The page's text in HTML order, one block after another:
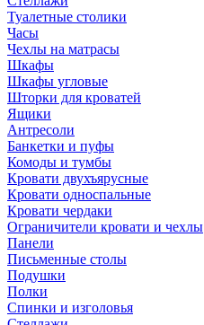
Туалетные столики
Часы
Чехлы на матрасы
Шкафы
Шкафы угловые
Шторки для кроватей
Ящики
Антресоли
Банкетки и пуфы
Комоды и тумбы
Кровати двухъярусные
Кровати односпальные
Кровати чердаки
Ограничители кровати и чехлы
Панели
Письменные столы
Подушки
Полки
Спинки и изголовья